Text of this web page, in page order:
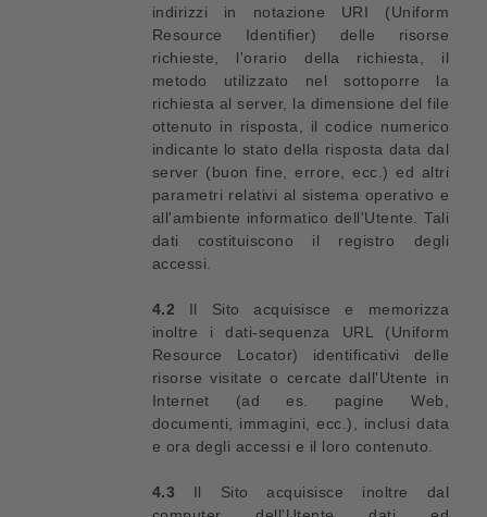
indirizzi in notazione URI (Uniform
Resource Identifier) delle risorse
richieste, l'orario della richiesta, il
metodo utilizzato nel sottoporre la
richiesta al server, la dimensione del file
ottenuto in risposta, il codice numerico
indicante lo stato della risposta data dal
server (buon fine, errore, ecc.) ed altri
parametri relativi al sistema operativo e
all'ambiente informatico dell'Utente. Tali
dati costituiscono il registro degli
accessi.
4.2 Il Sito acquisisce e memorizza
inoltre i dati-sequenza URL (Uniform
Resource Locator) identificativi delle
risorse visitate o cercate dall'Utente in
Internet (ad es. pagine Web,
documenti, immagini, ecc.), inclusi data
e ora degli accessi e il loro contenuto.
4.3 Il Sito acquisisce inoltre dal